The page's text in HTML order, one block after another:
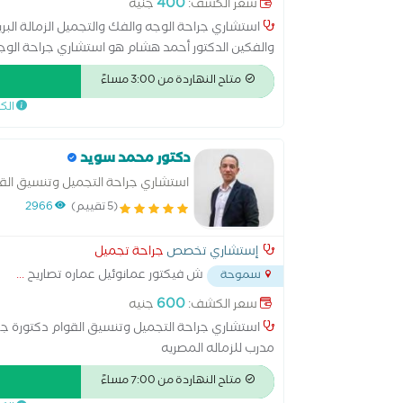
سعر الكشف:
جنيه
استشاري جراحة الوجه والفك والتجميل الزمالة
والفكين الدكتور أحمد هشام هو استشاري جراحة
جراحة الوجه والفكين والتجميل، ويتمتع بخبرة
مع الحرص على تحقيق أفضل النتائج الوظيفية
جراحة الوجه والفكين من إدنبرة بالمملكة المتحدة،
تخصصه: • إصلاح وعلاج كسور الوجه والفكين الناتجة
وتصحيح تشوهات وعلاقات الفكين غير الطبيعية. •
وإعادة البناء الجراحي للحالات المعقدة. • علاج
الحلق. • جراحات مفصل الفك الصدغي وعلاج مشكلاته
والحالات المعقدة لزراعة الفكين وإعادة التأهيل
على تقديم رعاية طبية متكاملة تجمع بين الدقة
الوصول إلى أفضل النتائج العلاجية وتحسين جودة
متاح النهاردة من 3:00 مساءً
دكتور محمد سويد
استشاري جراحة التجميل وتنسيق
لجراحة التجميل مدرب للزماله المصريه
(5 تقييم) 2966
إستشاري تخصص جراحة تجميل
سموحة ش فيكتور عمانوئيل عماره تصاريح...
سعر الكشف:600 جنيه
استشاري جراحة التجميل وتنسيق القوام دكتورة
مدرب للزماله المصريه
متاح النهاردة من 7:00 مساءً